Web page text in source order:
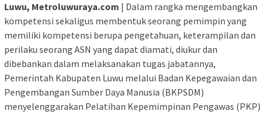
Luwu, Metroluwuraya.com | Dalam rangka mengembangkan
kompetensi sekaligus membentuk seorang pemimpin yang
memiliki kompetensi berupa pengetahuan, keterampilan dan
perilaku seorang ASN yang dapat diamati, diukur dan
dibebankan dalam melaksanakan tugas jabatannya,
Pemerintah Kabupaten Luwu melalui Badan Kepegawaian dan
Pengembangan Sumber Daya Manusia (BKPSDM)
menyelenggarakan Pelatihan Kepemimpinan Pengawas (PKP)